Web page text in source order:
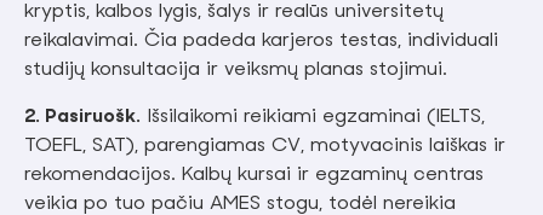
kryptis, kalbos lygis, šalys ir realūs universitetų
reikalavimai. Čia padeda karjeros testas, individuali
studijų konsultacija ir veiksmų planas stojimui.
2. Pasiruošk. Išsilaikomi reikiami egzaminai (IELTS,
TOEFL, SAT), parengiamas CV, motyvacinis laiškas ir
rekomendacijos. Kalbų kursai ir egzaminų centras
veikia po tuo pačiu AMES stogu, todėl nereikia